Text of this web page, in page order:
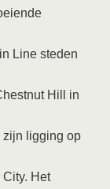
Line steden
Hill in
zijn ligging op
Het